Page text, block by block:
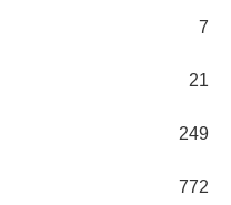
7
21
249
772